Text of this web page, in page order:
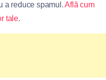
a reduce spamul.Află cum
tale.